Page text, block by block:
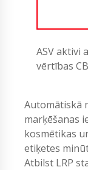
ASV aktivi
vērtības
Automātiskā
marķēšanas
kosmētikas
etiķetes
Atbilst LRP